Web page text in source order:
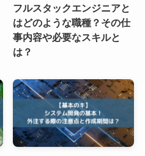
フルスタックエンジニアと
はどのような職種？その仕
事内容や必要なスキルと
は？